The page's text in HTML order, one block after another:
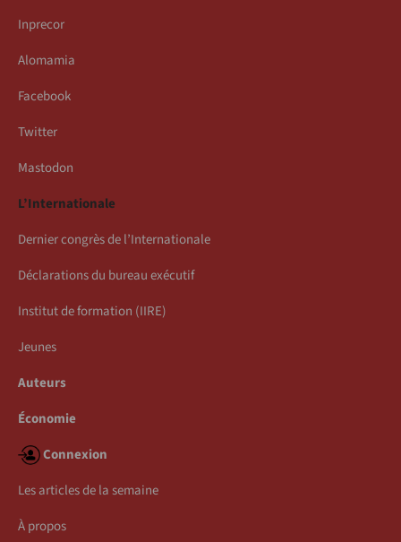
Inprecor
Alomamia
Facebook
Twitter
Mastodon
L’Internationale
Dernier congrès de l’Internationale
Déclarations du bureau exécutif
Institut de formation (IIRE)
Jeunes
Auteurs
Économie
Connexion
Les articles de la semaine
À propos